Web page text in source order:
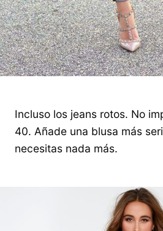
Incluso los jeans rotos. No
40. Añade una blusa más
necesitas nada más.